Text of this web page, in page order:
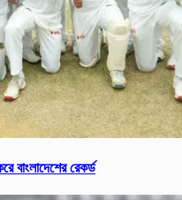
বাংলাদেশের রেকর্ড‌